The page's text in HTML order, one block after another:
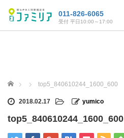
011-826-6065
受付 平日10:00～17:00
ホーム top5_840610244_1600_600
2018.02.17 yumico
top5_840610244_1600_600